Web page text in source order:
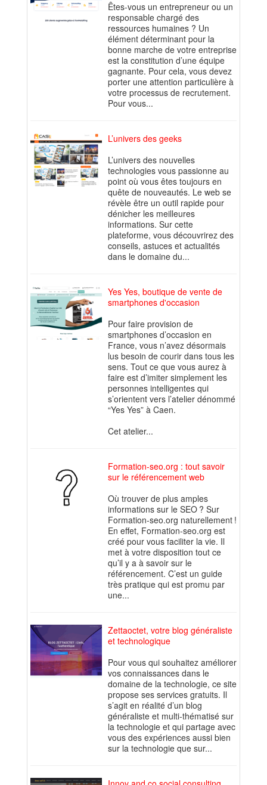
Êtes-vous un entrepreneur ou un
responsable chargé des
ressources humaines ? Un
élément déterminant pour la
bonne marche de votre entreprise
est la constitution d’une équipe
gagnante. Pour cela, vous devez
porter une attention particulière à
votre processus de recrutement.
Pour vous...
L’univers des geeks
L’univers des nouvelles
technologies vous passionne au
point où vous êtes toujours en
quête de nouveautés. Le web se
révèle être un outil rapide pour
dénicher les meilleures
informations. Sur cette
plateforme, vous découvrirez des
conseils, astuces et actualités
dans le domaine du...
Yes Yes, boutique de vente de
smartphones d'occasion
Pour faire provision de
smartphones d’occasion en
France, vous n’avez désormais
lus besoin de courir dans tous les
sens. Tout ce que vous aurez à
faire est d’imiter simplement les
personnes intelligentes qui
s’orientent vers l’atelier dénommé
“Yes Yes” à Caen.
Cet atelier...
Formation-seo.org : tout savoir
sur le référencement web
Où trouver de plus amples
informations sur le SEO ? Sur
Formation-seo.org naturellement !
En effet, Formation-seo.org est
créé pour vous faciliter la vie. Il
met à votre disposition tout ce
qu’il y a à savoir sur le
référencement. C’est un guide
très pratique qui est promu par
une...
Zettaoctet, votre blog généraliste
et technologique
Pour vous qui souhaitez améliorer
vos connaissances dans le
domaine de la technologie, ce site
propose ses services gratuits. Il
s’agit en réalité d’un blog
généraliste et multi-thématisé sur
la technologie et qui partage avec
vous des expériences aussi bien
sur la technologie que sur...